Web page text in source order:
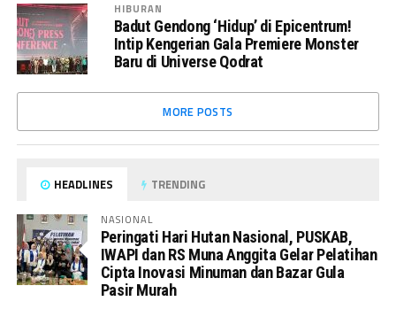
HIBURAN
Badut Gendong ‘Hidup’ di Epicentrum!
Intip Kengerian Gala Premiere Monster
Baru di Universe Qodrat
MORE POSTS
HEADLINES TRENDING
NASIONAL
Peringati Hari Hutan Nasional, PUSKAB,
IWAPI dan RS Muna Anggita Gelar Pelatihan
Cipta Inovasi Minuman dan Bazar Gula
Pasir Murah